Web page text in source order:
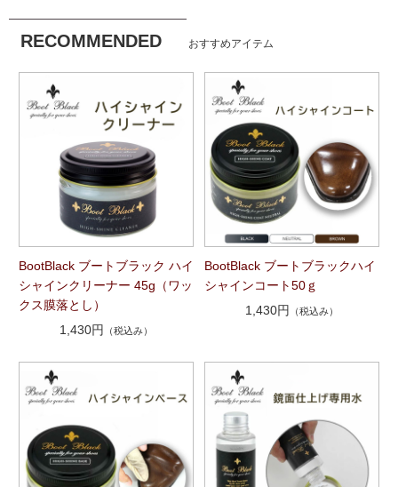
RECOMMENDED おすすめアイテム
BootBlack ブートブラック ハイ
シャインクリーナー 45g（ワッ
クス膜落とし）
1,430円
（税込み）
BootBlack ブートブラックハイ
シャインコート50ｇ
1,430円
（税込み）